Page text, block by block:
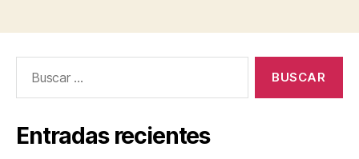
Entradas recientes